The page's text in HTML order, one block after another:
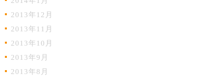
2013年12月
2013年11月
2013年10月
2013年9月
2013年8月